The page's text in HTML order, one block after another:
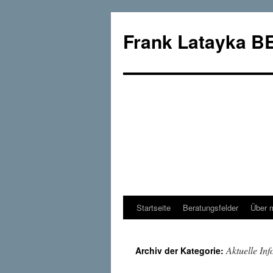
Frank Latayka
Springe
Inhalt
Startseite Beratungsfelder Über
Archiv der Kategorie:Aktuelle